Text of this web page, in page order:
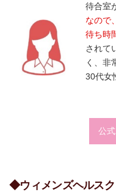
待合室
なので
待ち時
されて
く、非
30代女
公
◆ウィメンズヘルス